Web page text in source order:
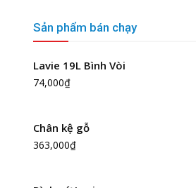
Sản phẩm bán chạy
Lavie 19L Bình Vòi
74,000₫
Chân kệ gỗ
363,000₫